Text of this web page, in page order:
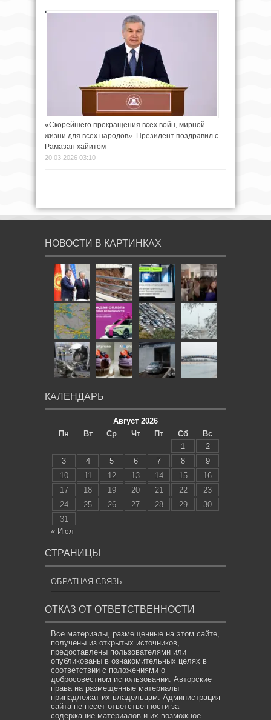
«Скорейшего прекращения всех войн, мирной
жизни для всех народов». Президент поздравил с
Рамазан хайитом
20.03.2026 03:10
НОВОСТИ В КАРТИНКАХ
КАЛЕНДАРЬ
Август 2026
Пн
Вт Ср Чт Пт Сб
Вс
1
2
3
4 5 6 7 8
9
10
11 12 13 14 15
16
17
18 19 20 21 22
23
24
25 26 27 28 29
30
31
« Июл
СТРАНИЦЫ
ОБРАТНАЯ СВЯЗЬ
ОТКАЗ ОТ ОТВЕТСТВЕННОСТИ
Все материалы, размещенные на этом сайте,
получены из открытых источников,
предоставлены пользователями или
опубликованы в ознакомительных целях в
соответствии с положениями о
добросовестном использовании. Авторские
права на размещенные материалы
принадлежат их владельцам. Администрация
сайта не несет ответственности за
содержание материалов и их возможное